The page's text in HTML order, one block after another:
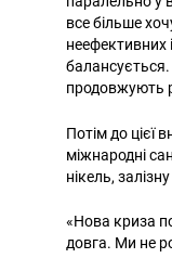
все більше
неефективних
балансується.
продовжують
Потім до цієї
міжнародні
нікель,
«Нова криза
довга. Ми не